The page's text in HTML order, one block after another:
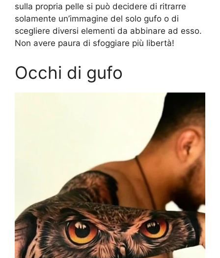
sulla propria pelle si può decidere di ritrarre
solamente un’immagine del solo gufo o di
scegliere diversi elementi da abbinare ad esso.
Non avere paura di sfoggiare più libertà!
Occhi di gufo